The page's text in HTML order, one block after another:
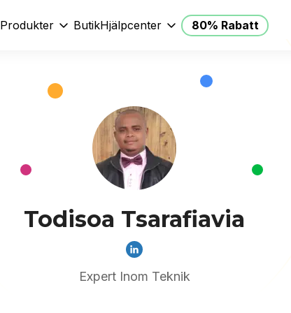
Produkter ButikHjälpcenter 80% Rabatt
Todisoa Tsarafiavia
Expert Inom Teknik